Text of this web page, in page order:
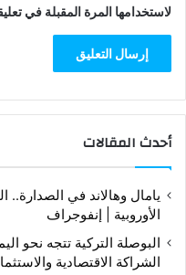
لاستخدامها المرة المقبلة في
أحدث المقالات
يامال وهالاند في الصدارة..
الأوروبية | إنفوجراف
البوصلة التركية تتجه نحو
الشراكة الاقتصادية